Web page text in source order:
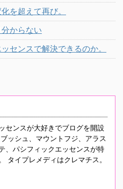
を超えて再び。
からない
センスで解決できるのか。
センスが大好きでブログを開設
ッシュ、マウントフジ、アラス
、パシフィックエッセンスが特
タイプレメディはクレマチス。